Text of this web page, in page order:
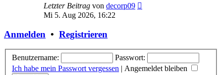
Letzter Beitrag von decorp09
Mi 5. Aug 2026, 16:22
Anmelden • Registrieren
Benutzername:
Passwort:
Ich habe mein Passwort vergessen | Angemeldet bleiben